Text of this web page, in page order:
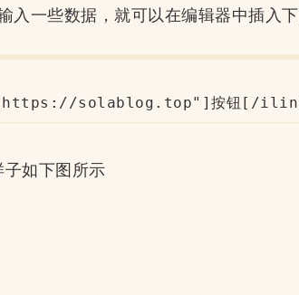
入一些数据，就可以在编辑器中插入
solablog.top"]按钮[/
如下图所示